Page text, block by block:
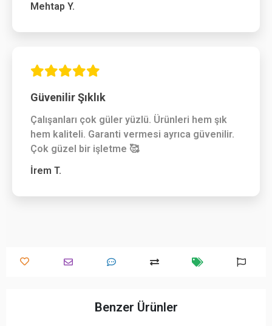
Mehtap Y.
Güvenilir Şıklık
Çalışanları çok güler yüzlü. Ürünleri hem şık
hem kaliteli. Garanti vermesi ayrıca güvenilir.
Çok güzel bir işletme 🥰
İrem T.
Benzer Ürünler